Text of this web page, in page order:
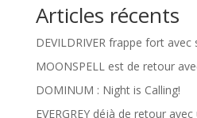
Articles récents
DEVILDRIVER frappe fort
MOONSPELL est de retour
DOMINUM : Night is Calling!
EVERGREY déjà de retour